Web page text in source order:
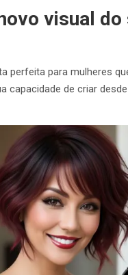
visual do
perfeita para mulheres
capacidade de criar